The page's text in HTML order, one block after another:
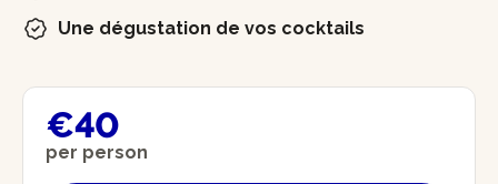
Une dégustation de vos cocktails
€40
per person